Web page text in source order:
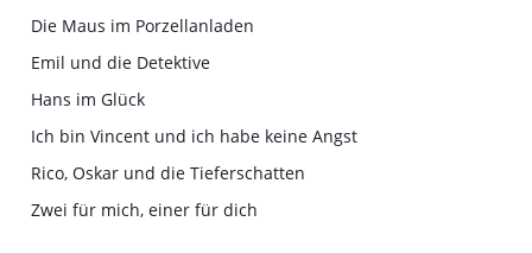
Die Maus im Porzellanladen
Emil und die Detektive
Hans im Glück
Ich bin Vincent und ich habe keine Angst
Rico, Oskar und die Tieferschatten
Zwei für mich, einer für dich